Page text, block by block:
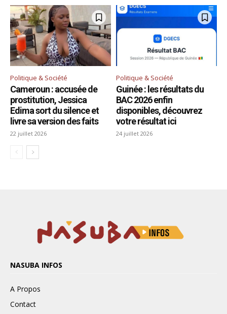
NASUBA INFOS
A Propos
Contact